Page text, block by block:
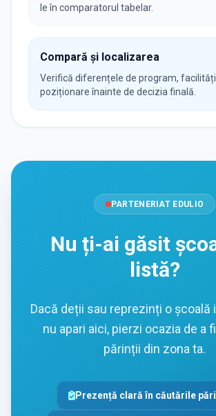
le în comparatorul tabelar.
Compară și localizarea
Verifică diferențele de program,
poziționare înainte de decizia finală.
PARTENERIAT EDULIO
Nu ți-ai găsit
listă?
Dacă deții sau reprezinți o școală
nu apari aici, pierzi ocazia de a
părinții din zona ta.
Prezență clară în căutările